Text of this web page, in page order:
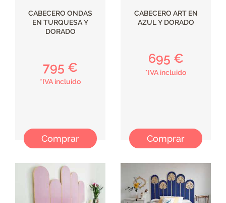
CABECERO ONDAS
EN TURQUESA Y
DORADO
795 €
*IVA incluido
Comprar
CABECERO ART EN
AZUL Y DORADO
695 €
*IVA incluido
Comprar